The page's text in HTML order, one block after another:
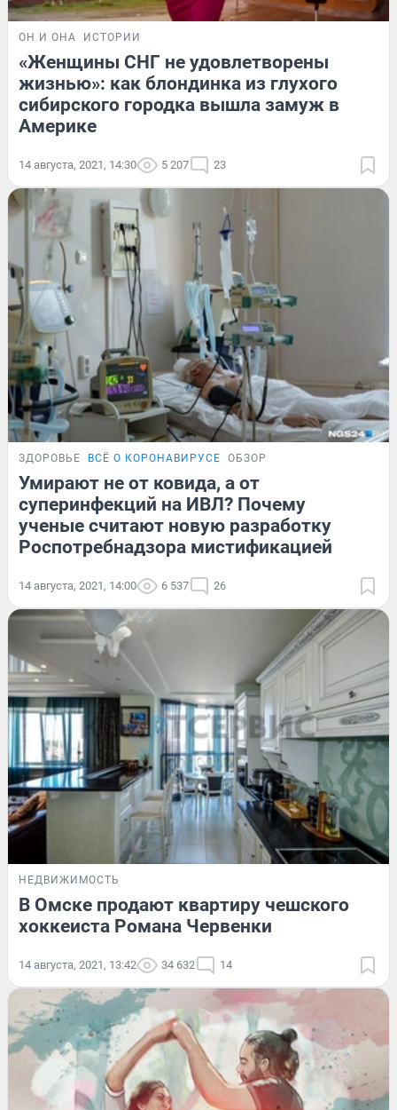
ОН И ОНА ИСТОРИИ
«Женщины СНГ не удовлетворены
жизнью»: как блондинка из глухого
сибирского городка вышла замуж в
Америке
14 августа, 2021, 14:30 5 207 23
ЗДОРОВЬЕ ВСЁ О КОРОНАВИРУСЕ ОБЗОР
Умирают не от ковида, а от
суперинфекций на ИВЛ? Почему
ученые считают новую разработку
Роспотребнадзора мистификацией
14 августа, 2021, 14:00 6 537 26
НЕДВИЖИМОСТЬ
В Омске продают квартиру чешского
хоккеиста Романа Червенки
14 августа, 2021, 13:42 34 632 14